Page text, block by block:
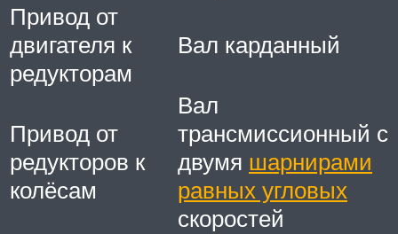
Привод от
двигателя к
редукторам
Вал карданный
Привод от
редукторов к
колёсам
Вал
трансмиссионный с
двумя шарнирами
равных угловых
скоростей